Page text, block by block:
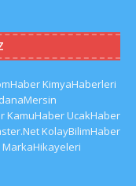
KimyaHaberleri
KamuHaberUcakHaber
KolayBilimHaber
MarkaHikayeleri